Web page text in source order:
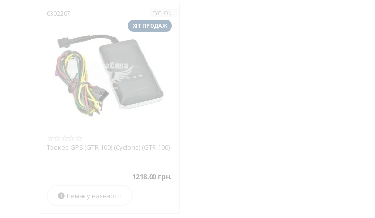
Основні характеристики GPS-трекерів
Підключення до мережі GSM
Захист від вологи та пилу
Зменшення витрат на паливо та обслуговування авто;
Зниження ризику крадіжки або втрати транспорту;
0302207
CYCLON
ХІТ ПРОДАЖ
Трекер GPS (GTR-100) (Cyclone) (GTR-100)
1218.00 грн.
Немає у наявності
